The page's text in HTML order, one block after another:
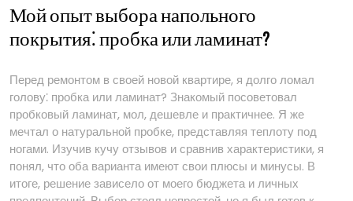
Мой опыт выбора напольного
покрытия⁚ пробка или ламинат?
Перед ремонтом в своей новой квартире, я долго ломал
голову⁚ пробка или ламинат? Знакомый посоветовал
пробковый ламинат, мол, дешевле и практичнее. Я же
мечтал о натуральной пробке, представляя теплоту под
ногами. Изучив кучу отзывов и сравнив характеристики, я
понял, что оба варианта имеют свои плюсы и минусы. В
итоге, решение зависело от моего бюджета и личных